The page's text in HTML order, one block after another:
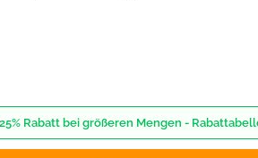
Rabatt bei größeren Mengen -